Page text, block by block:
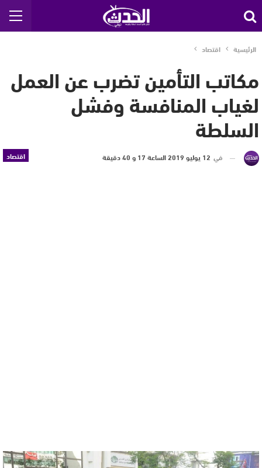
الرئيسية اقتصاد
مكاتب التأمين تضرب عن العمل
لغياب المنافسة وفشل
السلطة
اقتصاد في 12 يوليو 2019 الساعة 17 و 40 دقيقة